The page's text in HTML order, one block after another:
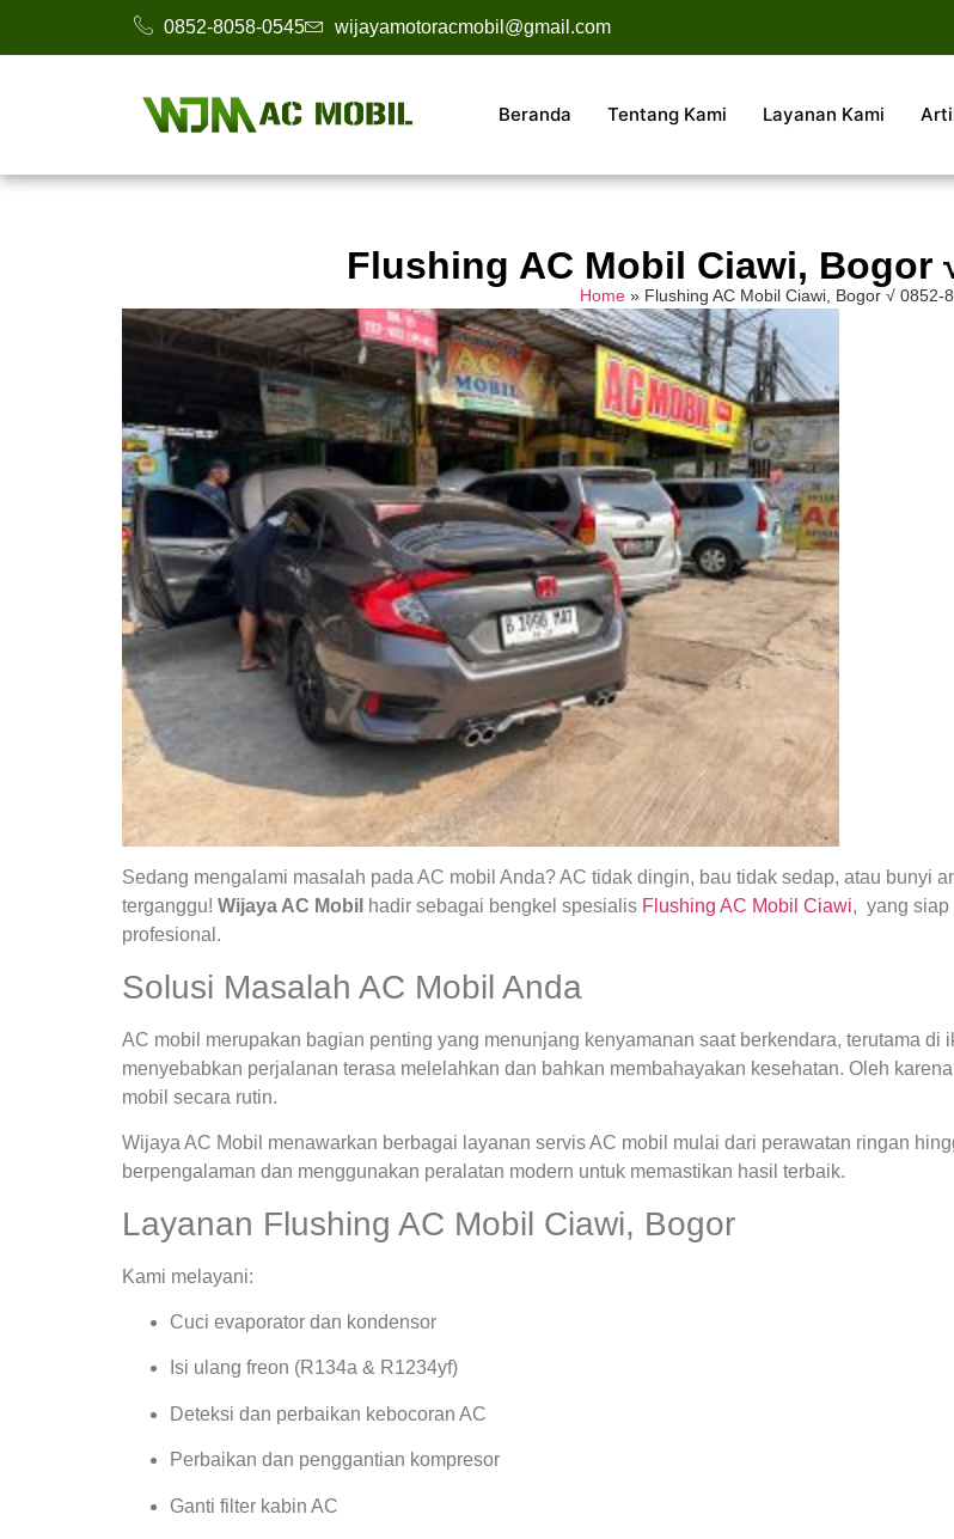
0852-8058-0545 wijayamotoracmobil@gmail.com
Beranda Tentang Kami Layanan Kami
Flushing AC Mobil Ciawi, Bogor
Home » Flushing AC Mobil Ciawi, Bogor √ 0852-
Sedang mengalami masalah pada AC mobil Anda? AC tidak dingin, bau tidak sedap, atau bunyi
terganggu! Wijaya AC Mobil hadir sebagai bengkel spesialis Flushing AC Mobil Ciawi, yang siap
profesional.
Solusi Masalah AC Mobil Anda
AC mobil merupakan bagian penting yang menunjang kenyamanan saat berkendara, terutama
menyebabkan perjalanan terasa melelahkan dan bahkan membahayakan kesehatan. Oleh
mobil secara rutin.
Wijaya AC Mobil menawarkan berbagai layanan servis AC mobil mulai dari perawatan ringan
berpengalaman dan menggunakan peralatan modern untuk memastikan hasil terbaik.
Layanan Flushing AC Mobil Ciawi, Bogor
Kami melayani:
Cuci evaporator dan kondensor
Isi ulang freon (R134a & R1234yf)
Deteksi dan perbaikan kebocoran AC
Perbaikan dan penggantian kompresor
Ganti filter kabin AC